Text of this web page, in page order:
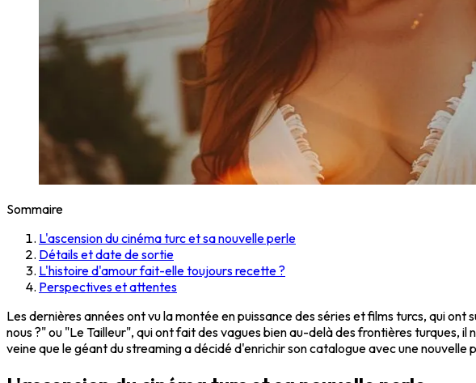
Sommaire
L'ascension du cinéma turc et sa nouvelle perle
Détails et date de sortie
L'histoire d'amour fait-elle toujours recette ?
Perspectives et attentes
Les dernières années ont vu la montée en puissance des séries et films turcs, qui
nous ?" ou "Le Tailleur", qui ont fait des vagues bien au-delà des frontières turques, il
veine que le géant du streaming a décidé d'enrichir son catalogue avec une nouvelle